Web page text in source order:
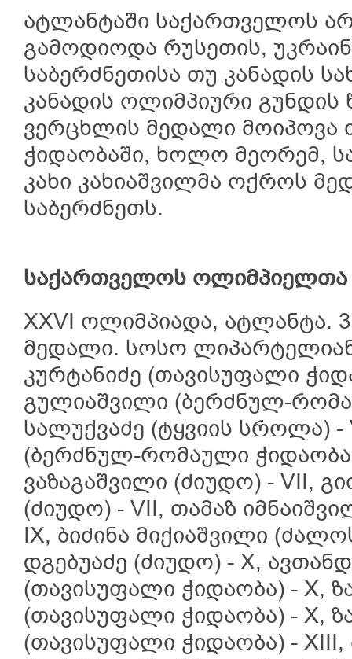
ატლანტაში საქართველოს
გამოდიოდა რუსეთის,
საბერძნეთისა თუ კანადის
კანადის ოლიმპიური გუნდის
ვერცხლის მედალი მოიპოვა
ჭიდაობაში, ხოლო მეორემ,
კახი კახიაშვილმა ოქროს
საბერძნეთს.
საქართველოს ოლიმპიელთა
XXVI ოლიმპიადა, ატლანტა.
მედალი. სოსო
კურტანიძე (თავისუფალი
გულიაშვილი (ბერძნულ-
სალუქვაძე (ტყვიის სროლა) -
(ბერძნულ-რომაული
ვაზაგაშვილი (ძიუდო) - VII,
(ძიუდო) - VII, თამაზ
IX, ბიძინა მიქიაშვილი
დგებუაძე (ძიუდო) - X,
(თავისუფალი ჭიდაობა) - X,
(თავისუფალი ჭიდაობა) - X,
(თავისუფალი ჭიდაობა) - XIII,